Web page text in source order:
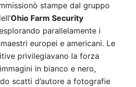
stampe dal gruppo
Ohio Farm Security
parallelamente i
europei e americani. Le
privilegiavano la forza
in bianco e nero,
scatti d’autore a fotografie